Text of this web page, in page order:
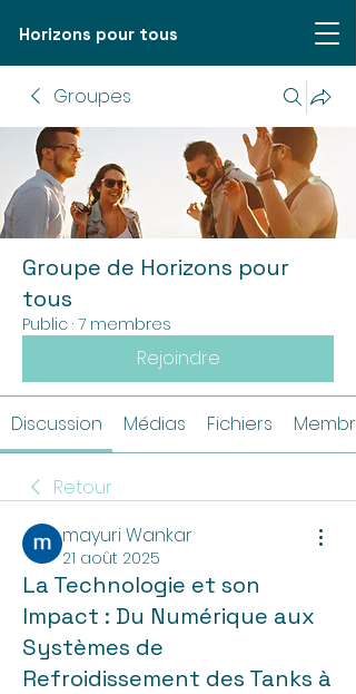
Horizons pour tous
Groupes
Groupe de Horizons pour
tous
Public · 7 membres
Rejoindre
Discussion Médias Fichiers
Retour
mayuri Wankar
21 août 2025
La Technologie et son
Impact : Du Numérique aux
Systèmes de
Refroidissement des Tanks à